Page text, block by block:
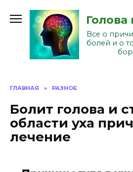
содержанию
Голова
Все о
болей и о
ГЛАВНАЯ » РАЗНОЕ
Болит голова и
области уха
лечение